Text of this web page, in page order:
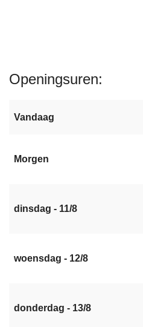
Openingsuren
Vandaag
Morgen
dinsdag - 11/8
woensdag - 12/8
donderdag - 13/8